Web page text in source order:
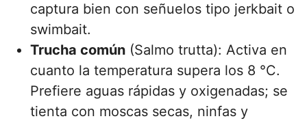
captura bien con señuelos tipo jerkbait o
swimbait.
Trucha común (Salmo trutta): Activa en
cuanto la temperatura supera los 8 °C.
Prefiere aguas rápidas y oxigenadas; se
tienta con moscas secas, ninfas y